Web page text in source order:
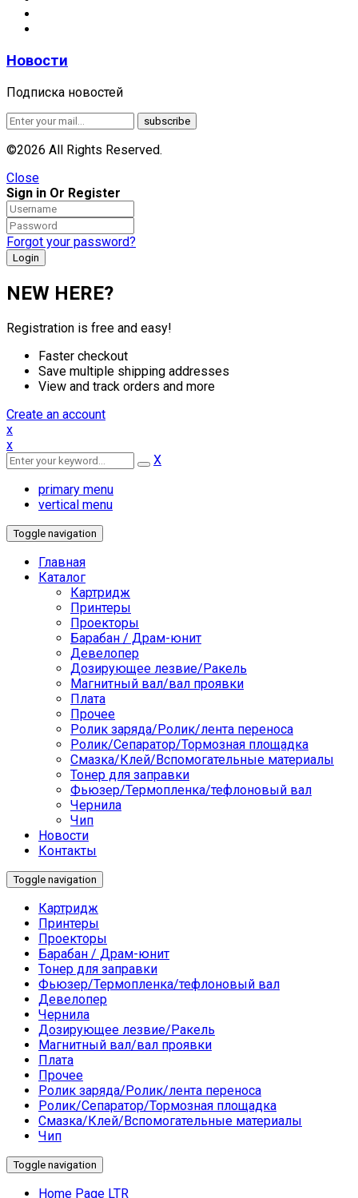
Новости
Подписка новостей
©2026 All Rights Reserved.
Close
Sign in Or Register
Forgot your password?
NEW HERE?
Registration is free and easy!
Faster checkout
Save multiple shipping addresses
View and track orders and more
Create an account
x
x
X
primary menu
vertical menu
Toggle navigation
Главная
Каталог
Картридж
Принтеры
Проекторы
Барабан / Драм-юнит
Девелопер
Дозирующее лезвие/Ракель
Магнитный вал/вал проявки
Плата
Прочее
Ролик заряда/Ролик/лента переноса
Ролик/Сепаратор/Тормозная площадка
Смазка/Клей/Вспомогательные материалы
Тонер для заправки
Фьюзер/Термопленка/тефлоновый вал
Чернила
Чип
Новости
Контакты
Toggle navigation
Картридж
Принтеры
Проекторы
Барабан / Драм-юнит
Тонер для заправки
Фьюзер/Термопленка/тефлоновый вал
Девелопер
Чернила
Дозирующее лезвие/Ракель
Магнитный вал/вал проявки
Плата
Прочее
Ролик заряда/Ролик/лента переноса
Ролик/Сепаратор/Тормозная площадка
Смазка/Клей/Вспомогательные материалы
Чип
Toggle navigation
Home Page LTR